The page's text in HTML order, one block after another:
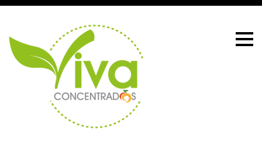
Skip
content